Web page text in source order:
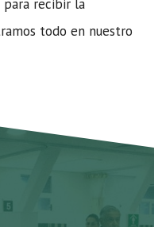
para recibir la
todo en nuestro